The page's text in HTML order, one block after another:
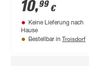
mm
10,99 €
Keine Lieferung nach
Hause
Bestellbar in Troisdorf